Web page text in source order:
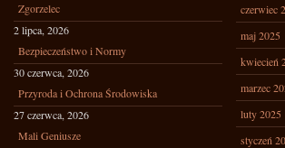
Zgorzelec
2 lipca, 2026
Bezpieczeństwo i Normy
30 czerwca, 2026
Przyroda i Ochrona Środowiska
27 czerwca, 2026
Mali Geniusze
czerwiec
maj 2025
kwiecień
marzec
luty 2025
styczeń